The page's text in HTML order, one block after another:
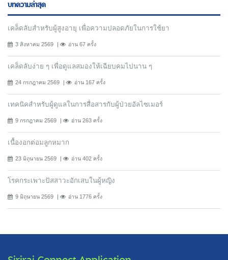
บทความล่าสุด
เคล็ดลับสำหรับผู้สูงอายุ เพื่อความปลอดภัยในการใช้ยา
3 สิงหาคม 2569 อ่าน 67 ครั้ง
เคล็ดลับง่าย ๆ เพื่อดูแลสมองให้เฉียบคมไปนาน ๆ
24 กรกฎาคม 2569 อ่าน 167 ครั้ง
เทคนิคสำหรับผู้ดูแลในการสื่อสารกับผู้ป่วยอัลไซเมอร์
9 กรกฎาคม 2569 อ่าน 263 ครั้ง
เนื้องอกต่อมลูกหมาก
23 มิถุนายน 2569 อ่าน 402 ครั้ง
โรคกระเพาะปัสสาวะอักเสบในผู้หญิง
9 มิถุนายน 2569 อ่าน 1776 ครั้ง